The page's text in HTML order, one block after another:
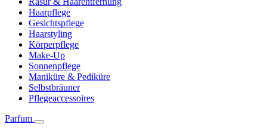
Haarpflege
Gesichtspflege
Haarstyling
Körperpflege
Make-Up
Sonnenpflege
Maniküre & Pediküre
Selbstbräuner
Pflegeaccessoires
Parfum